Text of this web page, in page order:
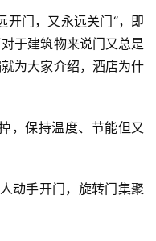
开门，又永远关门“，即
于建筑物来说门又总是
为大家介绍，酒店为什
，保持温度、节能但又
动手开门，旋转门集聚